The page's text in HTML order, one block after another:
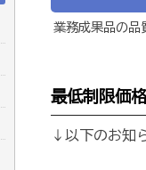
業務成果品の品
最低制限価
↓以下のお知